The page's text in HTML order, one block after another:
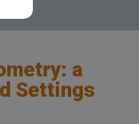
a
Settings